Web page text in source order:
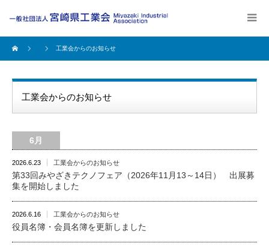
工業会からのお知らせ
工業会からのお知らせ
6月
2026.6.23 工業会からのお知らせ
第33回みやざきテクノフェア（2026年11月13～14日） 出展募
集を開始しました
2026.6.16 工業会からのお知らせ
役員名簿・会員名簿を更新しました